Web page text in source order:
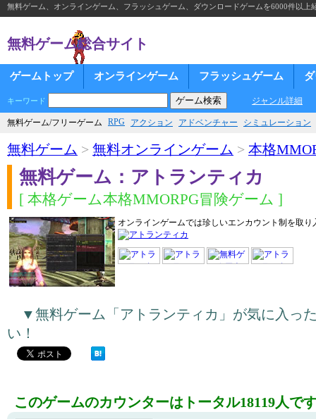
無料ゲーム、オンラインゲーム、フラッシュゲーム、ダウンロードゲームを6000件以上
無料ゲーム総合サイト
ゲームトップ オンラインゲーム フラッシュゲーム
キーワード ジャンル詳細
無料ゲーム/フリーゲーム RPG アクション アドベンチャー シミュレーション
無料ゲーム > 無料オンラインゲーム > 本格
無料ゲーム：アトランティカ
[ 本格ゲーム本格MMORPG冒険ゲーム ]
オンラインゲームでは珍しいエンカウント制を取
▼無料ゲーム「アトランティカ」が気に入っ
い！
このゲームのカウンターはトータル18119人で